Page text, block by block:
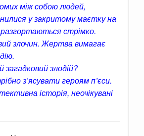
між собою людей,
у закритому маєтку на
разгортаються стрімко.
злочин. Жертва вимагає
злодій?
з’ясувати героям п’єси.
історія, неочікувані